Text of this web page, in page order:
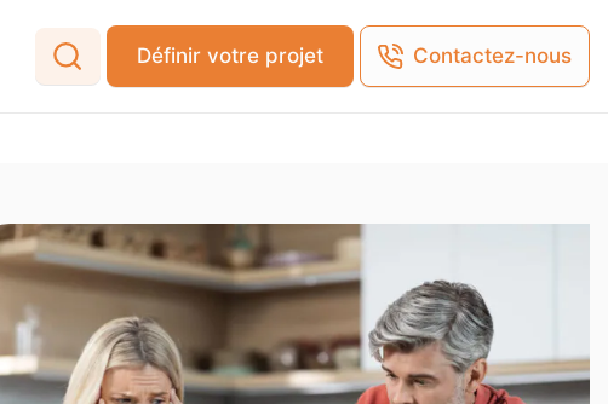
Définir votre projet Contactez-nous